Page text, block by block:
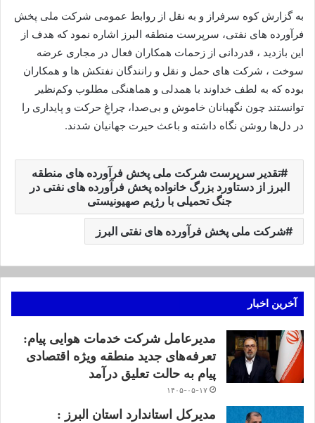
به گزارش کوه سرفراز و به نقل از روابط عمومی شرکت ملی پخش
فرآورده های نفتی، سرپرست منطقه البرز اشاره نمود که هدف از
این بازدید ، قدردانی از زحمات همکاران فعال در مجاری عرضه
سوخت ، شرکت های حمل و نقل و رانندگان نفتکش ها و همکاران
بوده که به لطف خداوند با همدلی و هماهنگی مطلوب و‌کم‌نظیر
توانستند چون نگهبانان خاموش و بی‌صدا، چراغِ حرکت و پایداری را
در دل‌ها روشن نگاه داشته و باعث حیرت جهانیان شدند.
تقدیر سرپرست شرکت ملی پخش فرآورده های منطقه
البرز از دستاورد بزرگ خانواده پخش فرآورده های نفتی در
جنگ تحمیلی با رژیم صهیونیستی
شرکت ملی پخش فرآورده های نفتی البرز
آخرین اخبار
مدیرعامل شرکت خدمات هوایی پیام:
تعرفه‌های جدید منطقه ویژه اقتصادی
پیام به حالت تعلیق درآمد
۱۴۰۵-۰۵-۱۷
مدیرکل استاندارد استان البرز :